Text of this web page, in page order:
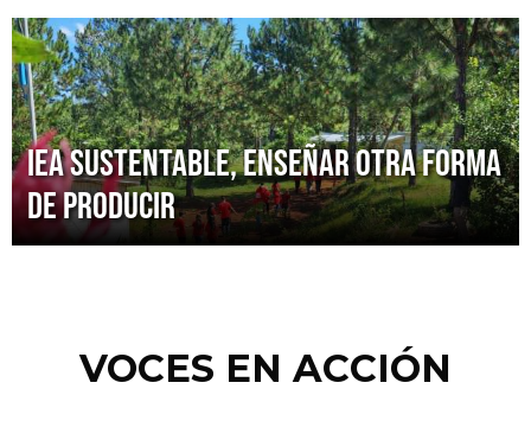
IEA Sustentable, enseñar otra forma
de producir
VOCES EN ACCIÓN